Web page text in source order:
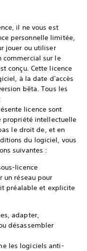
il ne vous est
personnelle limitée,
jouer ou utiliser
commercial sur le
conçu. Cette licence
à la date d'accès
bêta. Tous les
licence sont
propriété intellectuelle
le droit de, et en
du logiciel, vous
suivantes :
licence
un réseau pour
préalable et explicite
adapter,
désassembler
les logiciels anti-